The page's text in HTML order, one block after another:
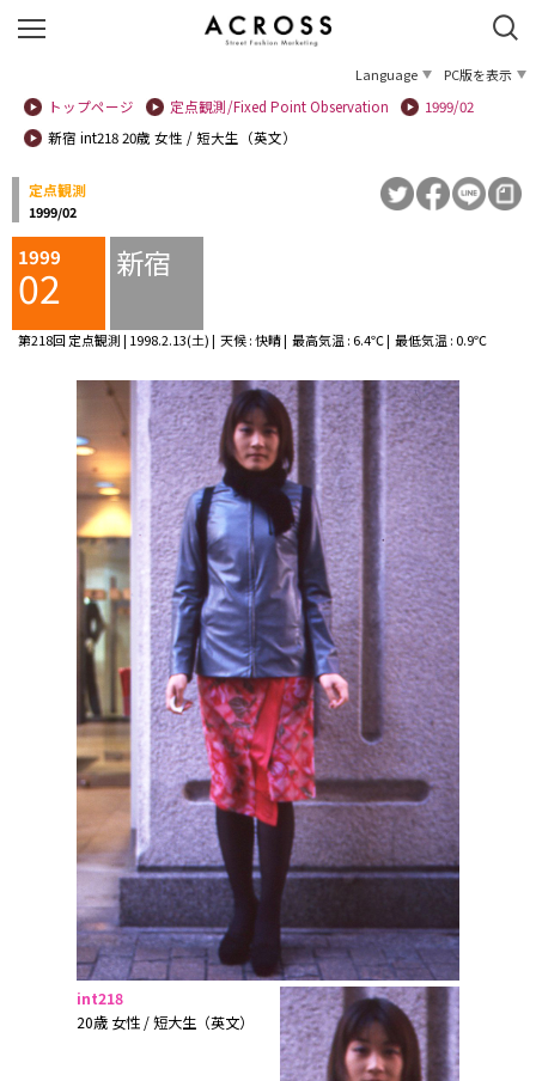
Language
PC版を表示
トップページ
定点観測/Fixed Point Observation
1999/02
新宿 int218 20歳 女性 / 短大生（英文）
定点観測
1999/02
1999
02 新宿
第218回 定点観測 | 1998.2.13(土) | 天候 : 快晴 | 最高気温 : 6.4℃ | 最低気温 : 0.9℃
int218
20歳 女性 / 短大生（英文）